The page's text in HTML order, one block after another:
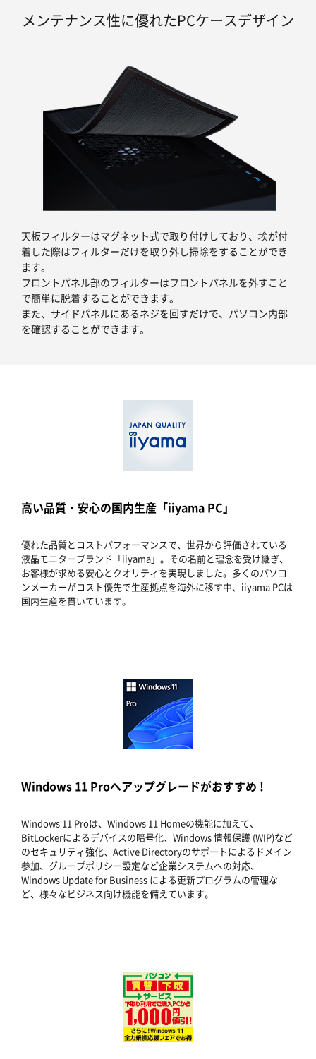
メンテナンス性に優れたPCケースデザイン
天板フィルターはマグネット式で取り付けしており、埃が付
着した際はフィルターだけを取り外し掃除をすることができ
ます。
フロントパネル部のフィルターはフロントパネルを外すこと
で簡単に脱着することができます。
また、サイドパネルにあるネジを回すだけで、パソコン内部
を確認することができます。
高い品質・安心の国内生産「iiyama PC」
優れた品質とコストパフォーマンスで、世界から評価されている
液晶モニターブランド「iiyama」。その名前と理念を受け継ぎ、
お客様が求める安心とクオリティを実現しました。多くのパソコ
ンメーカーがコスト優先で生産拠点を海外に移す中、iiyama PCは
国内生産を貫いています。
Windows 11 Proへアップグレードがおすすめ !
Windows 11 Proは、Windows 11 Homeの機能に加えて、
BitLockerによるデバイスの暗号化、Windows 情報保護 (WIP)など
のセキュリティ強化、Active Directoryのサポートによるドメイン
参加、グループポリシー設定など企業システムへの対応、
Windows Update for Business による更新プログラムの管理な
ど、様々なビジネス向け機能を備えています。